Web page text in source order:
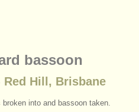
bassoon
Red Hill, Brisbane
into and bassoon taken.